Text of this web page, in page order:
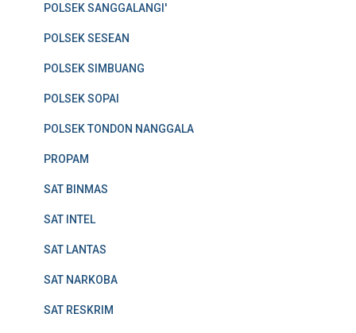
POLSEK SANGGALANGI'
POLSEK SESEAN
POLSEK SIMBUANG
POLSEK SOPAI
POLSEK TONDON NANGGALA
PROPAM
SAT BINMAS
SAT INTEL
SAT LANTAS
SAT NARKOBA
SAT RESKRIM